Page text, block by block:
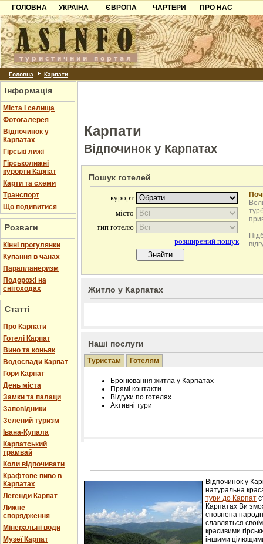
ГОЛОВНА
УКРАЇНА
Карпати
Азов
Причорноморря
Шацьк
ЄВРОПА
Чорногорія
Хорватія
Болгарія
ЧАРТЕРИ
ПРО НАС
Контакти
Партнерам
Додати готель
Головна Карпати
Інформація
Міста і селища
Фотогалерея
Відпочинок у
Карпатах
Гірські лижі
Гірськолижні
курорти Карпат
Карти та схеми
Транспорт
Що подивитися
Розваги
Кінні прогулянки
Купання в чанах
Парапланеризм
Подорожі на
снігоходах
Статті
Про Карпати
Готелі Карпат
Вино та коньяк
Водоспади Карпат
Гори Карпат
День міста
Замки та палаци
Заповідники
Зелений туризм
Івана-Купала
Карпатський
трамвай
Коли відпочивати
Крафтове пиво в
Карпатах
Легенди Карпат
Лижне
спорядження
Мінеральні води
Музеї Карпат
Карпати
Відпочинок у Карпатах
Пошук готелей
Житло у Карпатах
Наші послуги
Туристам Готелям
Бронювання житла у Карпатах
Прямі контакти
Відгуки по готелях
Активні тури
Лічільник відвідувачів
Відпочинок у
натуральна
тури до Карпат
Карпатах Ви
сповнена
славляться
красивими
іншими